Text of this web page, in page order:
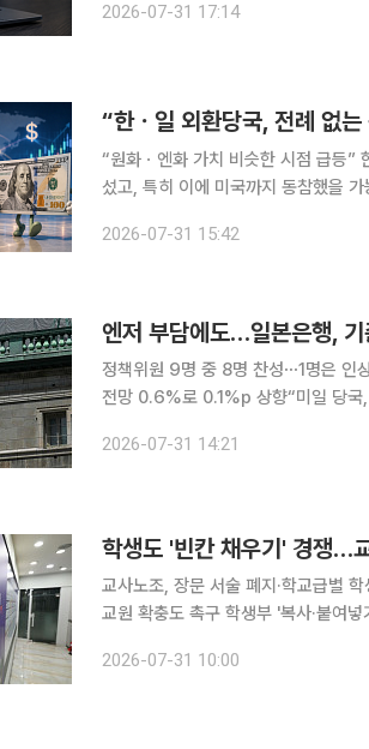
기존 회원은 카드 결제와 재발급은 물
2026-07-31 17:14
“한ㆍ일 외환당국, 전례 없
“원화ㆍ엔화 가치 비슷한 시점 급등” 한국과 일본 외환당국이 자국 통화를 매수하는 시장 개입에 나
섰고, 특히 이에 미국까지 동참했을
한국과 일본 당국은 전날 밤 달러를
2026-07-31 15:42
엔저 부담에도…일본은행,
정책위원 9명 중 8명 찬성⋯1명은 인
전망 0.6%로 0.1%p 상향“미일 당국, 전날 이례적
물가를 예상보다 더 끌어올릴 수 있다
2026-07-31 14:21
교사노조, 장문 서술 폐지·학교급별
교원 확충도 촉구 학생부 '복사·붙여넣기(복붙)' 논란이 교육 현장의 화두로 떠오른 가운데 교원단체
2026-07-31 10:00